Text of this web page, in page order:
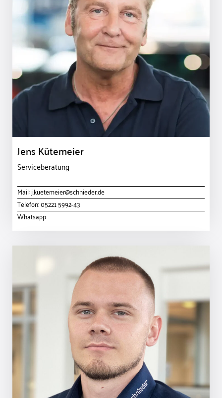
Jens Kütemeier
Serviceberatung
Mail:j.kuetemeier@schnieder.de
Telefon:05221 5992-43
Whatsapp